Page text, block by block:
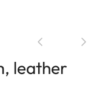
leather